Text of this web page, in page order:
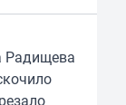
Радищева